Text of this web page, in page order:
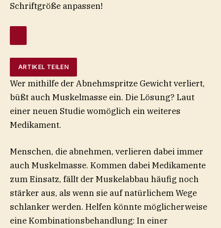
Schriftgröße anpassen!
ARTIKEL TEILEN
Wer mithilfe der Abnehmspritze Gewicht verliert,
büßt auch Muskelmasse ein. Die Lösung? Laut
einer neuen Studie womöglich ein weiteres
Medikament.
Menschen, die abnehmen, verlieren dabei immer
auch Muskelmasse. Kommen dabei Medikamente
zum Einsatz, fällt der Muskelabbau häufig noch
stärker aus, als wenn sie auf natürlichem Wege
schlanker werden. Helfen könnte möglicherweise
eine Kombinationsbehandlung: In einer